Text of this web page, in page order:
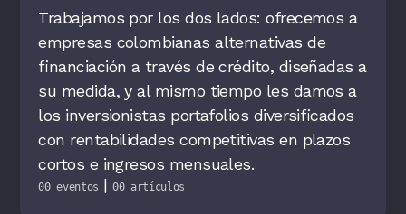
Trabajamos por los dos lados: ofrecemos a
empresas colombianas alternativas de
financiación a través de crédito, diseñadas a
su medida, y al mismo tiempo les damos a
los inversionistas portafolios diversificados
con rentabilidades competitivas en plazos
cortos e ingresos mensuales.
00 eventos |00 artículos